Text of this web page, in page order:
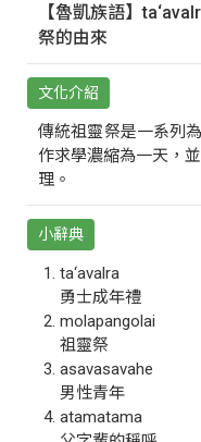
【魯凱族語】
祭的由來
文化介紹
傳統祖靈祭是一系列
作求學濃縮為一天，
理。
小辭典
ta‘avalra
勇士成年禮
molapangolai
祖靈祭
asavasavahe
男性青年
atamatama